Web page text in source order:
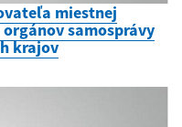
miestnej
samosprávy
krajov